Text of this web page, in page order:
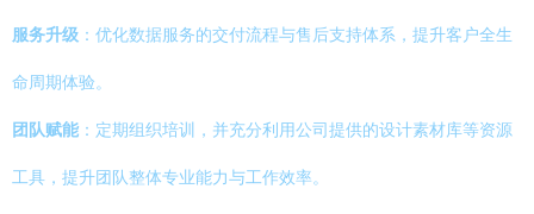
服务升级 ：优化数据服务的交付流程与售后支持体系，提升客户全生
命周期体验。
团队赋能 ：定期组织培训，并充分利用公司提供的设计素材库等资源
工具，提升团队整体专业能力与工作效率。